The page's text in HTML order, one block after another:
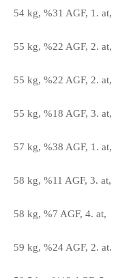
54 kg, %31 AGF, 1. at,
55 kg, %22 AGF, 2. at,
55 kg, %22 AGF, 2. at,
55 kg, %18 AGF, 3. at,
57 kg, %38 AGF, 1. at,
58 kg, %11 AGF, 3. at,
58 kg, %7 AGF, 4. at,
59 kg, %24 AGF, 2. at.